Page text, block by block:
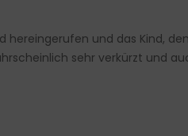
hereingerufen und das Kind,
sehr verkürzt und